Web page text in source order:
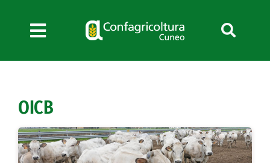
contenuto
Toggle
Navigation
News
Bandi
Formazione
OICB